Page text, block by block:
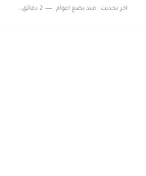
اخر تحديث : منذ بضع اعوام 2 دقائق للقراءة